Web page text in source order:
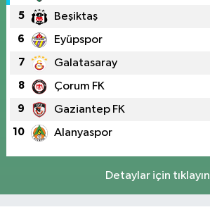
5 Beşiktaş
6 Eyüpspor
7 Galatasaray
8 Çorum FK
9 Gaziantep FK
10 Alanyaspor
Detaylar için tıklayın